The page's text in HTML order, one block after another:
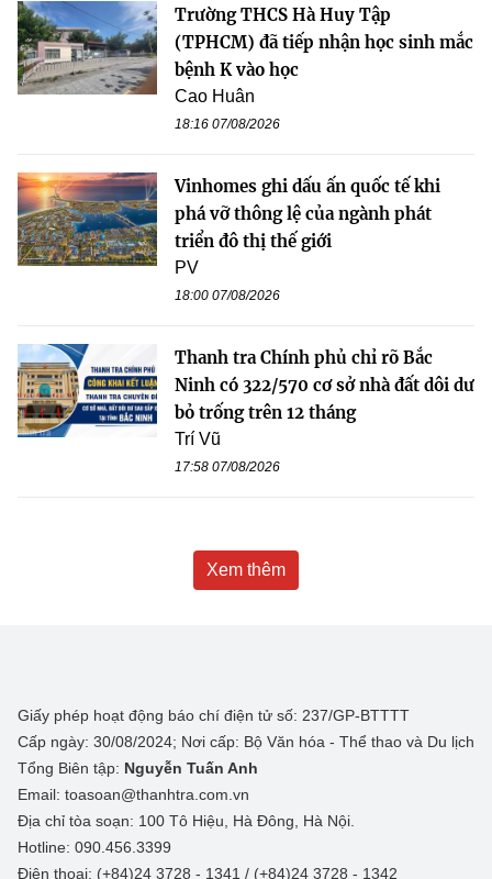
Trường THCS Hà Huy Tập
(TPHCM) đã tiếp nhận học sinh mắc
bệnh K vào học
Cao Huân
18:16 07/08/2026
Vinhomes ghi dấu ấn quốc tế khi
phá vỡ thông lệ của ngành phát
triển đô thị thế giới
PV
18:00 07/08/2026
Thanh tra Chính phủ chỉ rõ Bắc
Ninh có 322/570 cơ sở nhà đất dôi dư
bỏ trống trên 12 tháng
Trí Vũ
17:58 07/08/2026
Xem thêm
Giấy phép hoạt động báo chí điện tử số: 237/GP-BTTTT
Cấp ngày: 30/08/2024; Nơi cấp: Bộ Văn hóa - Thể thao và Du lịch
Tổng Biên tập: Nguyễn Tuấn Anh
Email: toasoan@thanhtra.com.vn
Địa chỉ tòa soạn: 100 Tô Hiệu, Hà Đông, Hà Nội.
Hotline: 090.456.3399
Điện thoại: (+84)24 3728 - 1341 / (+84)24 3728 - 1342